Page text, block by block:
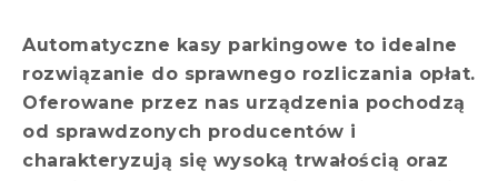
Automatyczne kasy parkingowe to idealne
rozwiązanie do sprawnego rozliczania opłat.
Oferowane przez nas urządzenia pochodzą
od sprawdzonych producentów i
charakteryzują się wysoką trwałością oraz